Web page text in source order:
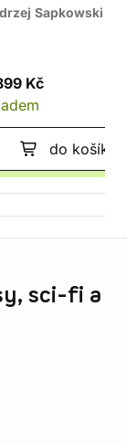
Sapkowski
Kč
do košíku
sci-fi a